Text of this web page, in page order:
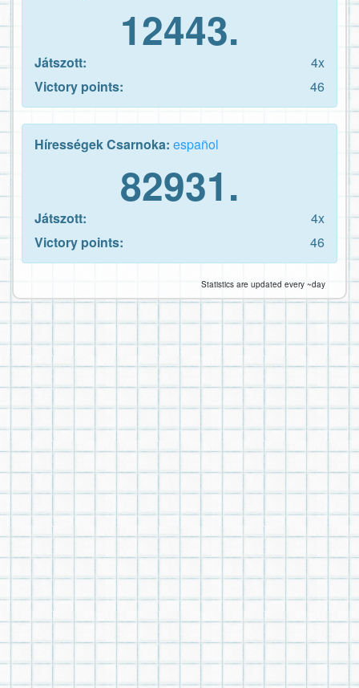
12443.
Játszott:
4x
Victory points:
46
Hírességek Csarnoka: español
82931.
Játszott:
4x
Victory points:
46
Statistics are updated every ~day